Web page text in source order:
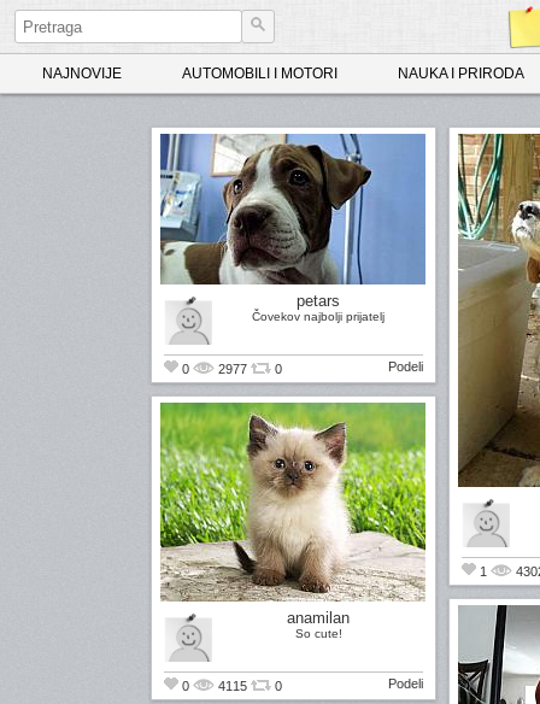
NAJNOVIJE AUTOMOBILI I MOTORI NAUKA I PRIRODA
petars
Čovekov najbolji prijatelj
0 2977 0 Podeli
1
anamilan
So cute!
0 4115 0 Podeli